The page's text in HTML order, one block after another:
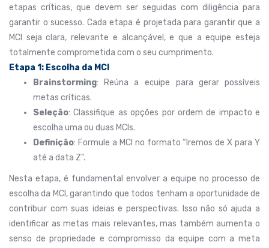
etapas críticas, que devem ser seguidas com diligência para
garantir o sucesso. Cada etapa é projetada para garantir que a
MCI seja clara, relevante e alcançável, e que a equipe esteja
totalmente comprometida com o seu cumprimento.
Etapa 1: Escolha da MCI
Brainstorming: Reúna a equipe para gerar possíveis
metas críticas.
Seleção: Classifique as opções por ordem de impacto e
escolha uma ou duas MCIs.
Definição: Formule a MCI no formato “Iremos de X para Y
até a data Z”.
Nesta etapa, é fundamental envolver a equipe no processo de
escolha da MCI, garantindo que todos tenham a oportunidade de
contribuir com suas ideias e perspectivas. Isso não só ajuda a
identificar as metas mais relevantes, mas também aumenta o
senso de propriedade e compromisso da equipe com a meta